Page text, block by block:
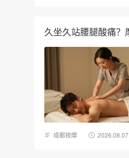
久坐久站腰腿酸痛？
成都按摩 2026.08.07